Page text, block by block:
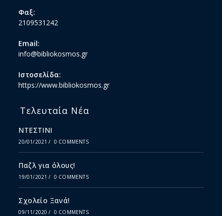
Φαξ:
2109531242
Email:
info@bibliokosmos.gr
Ιστοσελίδα:
https://www.bibliokosmos.gr
Τελευταία Νέα
ΝΤΕΣΤΙΝΙ
20/01/2021 / 0 COMMENTS
Παζλ για όλους!
19/01/2021 / 0 COMMENTS
Σχολείο Ξανά!
09/11/2020 / 0 COMMENTS